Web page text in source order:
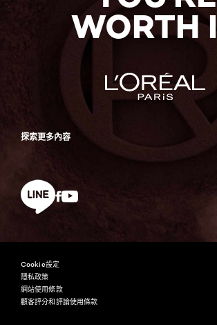
WORTH
探索更多內容
Cookie設定
隱私政策
網站使用條款
顧客評分和評論使用條款